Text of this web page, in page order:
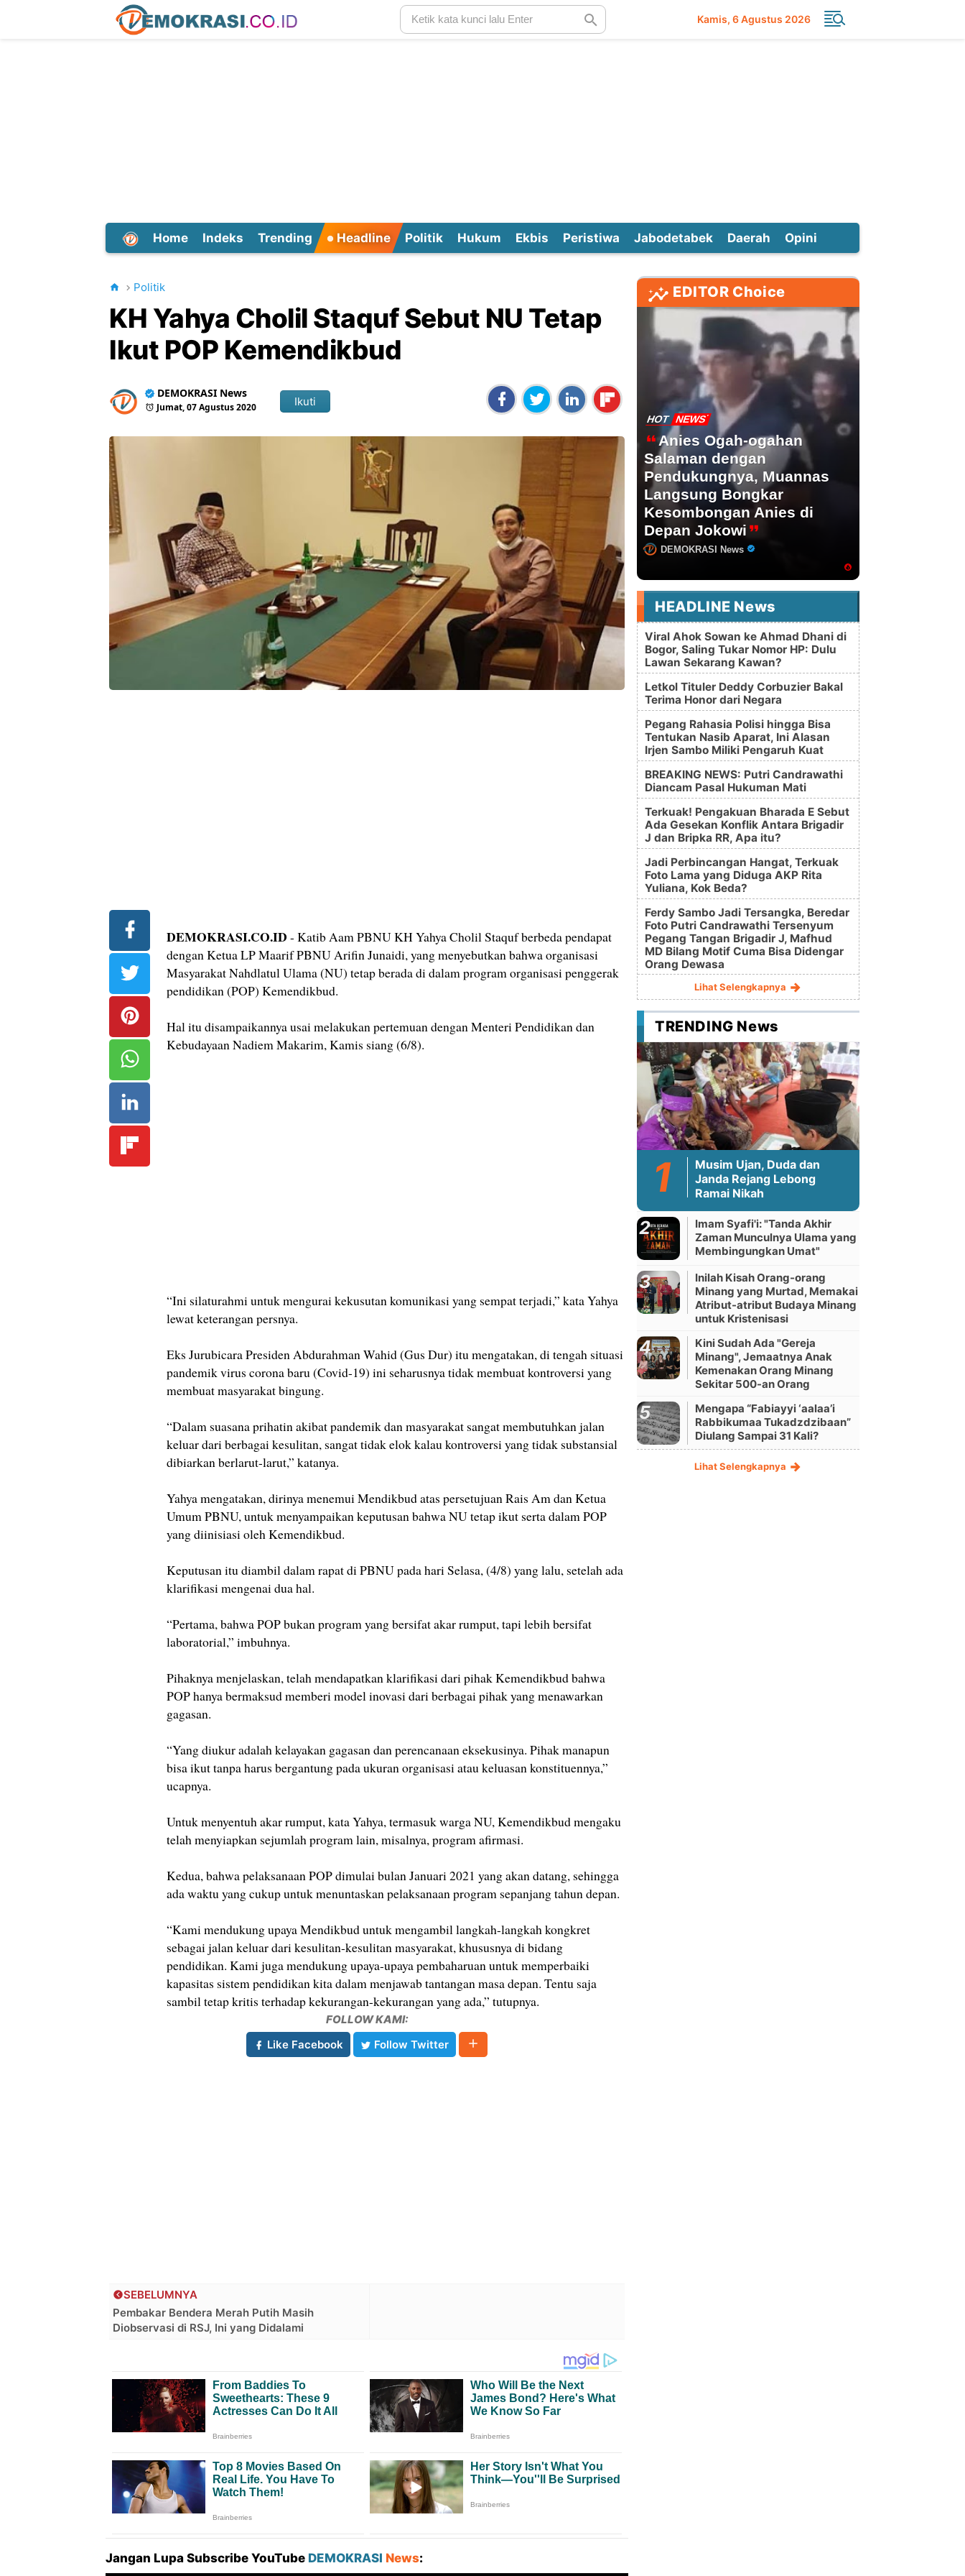
Kamis 6 Agustus 2026
Home Indeks Trending Headline Politik Hukum Ekbis Peristiwa Jabodetabek Daerah Opini
Politik
KH Yahya Cholil Staquf Sebut NU Tetap
Ikut POP Kemendikbud
DEMOKRASI News
Jumat, 07 Agustus 2020 Ikuti
DEMOKRASI.CO.ID - Katib Aam PBNU KH Yahya Cholil Staquf berbeda pendapat
dengan Ketua LP Maarif PBNU Arifin Junaidi, yang menyebutkan bahwa organisasi
Masyarakat Nahdlatul Ulama (NU) tetap berada di dalam program organisasi penggerak
pendidikan (POP) Kemendikbud.
Hal itu disampaikannya usai melakukan pertemuan dengan Menteri Pendidikan dan
Kebudayaan Nadiem Makarim, Kamis siang (6/8).
“Ini silaturahmi untuk mengurai kekusutan komunikasi yang sempat terjadi,” kata Yahya
lewat keterangan persnya.
Eks Jurubicara Presiden Abdurahman Wahid (Gus Dur) itu mengatakan, di tengah situasi
pandemik virus corona baru (Covid-19) ini seharusnya tidak membuat kontroversi yang
membuat masyarakat bingung.
“Dalam suasana prihatin akibat pandemik dan masyarakat sangat membutuhkan jalan
keluar dari berbagai kesulitan, sangat tidak elok kalau kontroversi yang tidak substansial
dibiarkan berlarut-larut,” katanya.
Yahya mengatakan, dirinya menemui Mendikbud atas persetujuan Rais Am dan Ketua
Umum PBNU, untuk menyampaikan keputusan bahwa NU tetap ikut serta dalam POP
yang diinisiasi oleh Kemendikbud.
Keputusan itu diambil dalam rapat di PBNU pada hari Selasa, (4/8) yang lalu, setelah ada
klarifikasi mengenai dua hal.
“Pertama, bahwa POP bukan program yang bersifat akar rumput, tapi lebih bersifat
laboratorial,” imbuhnya.
Pihaknya menjelaskan, telah mendapatkan klarifikasi dari pihak Kemendikbud bahwa
POP hanya bermaksud memberi model inovasi dari berbagai pihak yang menawarkan
gagasan.
“Yang diukur adalah kelayakan gagasan dan perencanaan eksekusinya. Pihak manapun
bisa ikut tanpa harus bergantung pada ukuran organisasi atau keluasan konstituennya,”
ucapnya.
Untuk menyentuh akar rumput, kata Yahya, termasuk warga NU, Kemendikbud mengaku
telah menyiapkan sejumlah program lain, misalnya, program afirmasi.
Kedua, bahwa pelaksanaan POP dimulai bulan Januari 2021 yang akan datang, sehingga
ada waktu yang cukup untuk menuntaskan pelaksanaan program sepanjang tahun depan.
“Kami mendukung upaya Mendikbud untuk mengambil langkah-langkah kongkret
sebagai jalan keluar dari kesulitan-kesulitan masyarakat, khususnya di bidang
pendidikan. Kami juga mendukung upaya-upaya pembaharuan untuk memperbaiki
kapasitas sistem pendidikan kita dalam menjawab tantangan masa depan. Tentu saja
sambil tetap kritis terhadap kekurangan-kekurangan yang ada,” tutupnya.
FOLLOW KAMI:
Like Facebook
Follow Twitter
SEBELUMNYA
Pembakar Bendera Merah Putih Masih
Diobservasi di RSJ, Ini yang Didalami
Jangan Lupa Subscribe YouTube DEMOKRASI News:
EDITOR Choice
HOT NEWS
Anies Ogah-ogahan
Salaman dengan
Pendukungnya, Muannas
Langsung Bongkar
Kesombongan Anies di
Depan Jokowi
DEMOKRASI News
HEADLINE News
Viral Ahok Sowan ke Ahmad Dhani di
Bogor, Saling Tukar Nomor HP: Dulu
Lawan Sekarang Kawan?
Letkol Tituler Deddy Corbuzier Bakal
Terima Honor dari Negara
Pegang Rahasia Polisi hingga Bisa
Tentukan Nasib Aparat, Ini Alasan
Irjen Sambo Miliki Pengaruh Kuat
BREAKING NEWS: Putri Candrawathi
Diancam Pasal Hukuman Mati
Terkuak! Pengakuan Bharada E Sebut
Ada Gesekan Konflik Antara Brigadir
J dan Bripka RR, Apa itu?
Jadi Perbincangan Hangat, Terkuak
Foto Lama yang Diduga AKP Rita
Yuliana, Kok Beda?
Ferdy Sambo Jadi Tersangka, Beredar
Foto Putri Candrawathi Tersenyum
Pegang Tangan Brigadir J, Mafhud
MD Bilang Motif Cuma Bisa Didengar
Orang Dewasa
Lihat Selengkapnya
TRENDING News
Musim Ujan, Duda dan
Janda Rejang Lebong
Ramai Nikah
Imam Syafi'i: "Tanda Akhir
Zaman Munculnya Ulama yang
Membingungkan Umat"
Inilah Kisah Orang-orang
Minang yang Murtad, Memakai
Atribut-atribut Budaya Minang
untuk Kristenisasi
Kini Sudah Ada "Gereja
Minang", Jemaatnya Anak
Kemenakan Orang Minang
Sekitar 500-an Orang
Mengapa “Fabiayyi ‘aalaa’i
Rabbikumaa Tukadzdzibaan”
Diulang Sampai 31 Kali?
Lihat Selengkapnya